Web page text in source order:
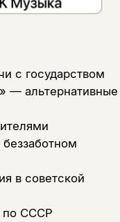
с государством
— альтернативные
в советской
по СССР